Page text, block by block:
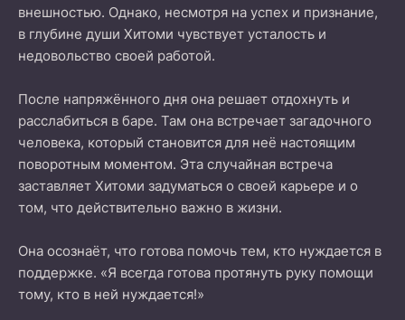
внешностью. Однако, несмотря на успех и признание,
в глубине души Хитоми чувствует усталость и
недовольство своей работой.
После напряжённого дня она решает отдохнуть и
расслабиться в баре. Там она встречает загадочного
человека, который становится для неё настоящим
поворотным моментом. Эта случайная встреча
заставляет Хитоми задуматься о своей карьере и о
том, что действительно важно в жизни.
Она осознаёт, что готова помочь тем, кто нуждается в
поддержке. «Я всегда готова протянуть руку помощи
тому, кто в ней нуждается!»